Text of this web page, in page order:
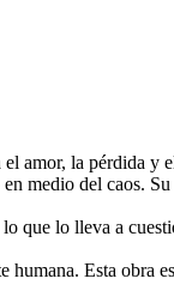
amor, la pérdida
medio del caos.
que lo lleva a
Esta obra